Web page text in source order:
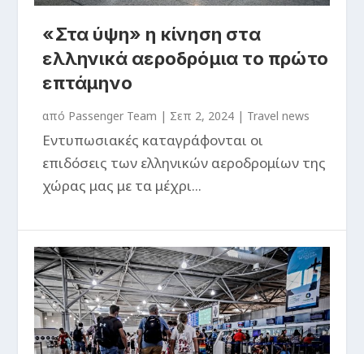
«Στα ύψη» η κίνηση στα
ελληνικά αεροδρόμια το πρώτο
επτάμηνο
από Passenger Team | Σεπ 2, 2024 | Travel news
Εντυπωσιακές καταγράφονται οι
επιδόσεις των ελληνικών αεροδρομίων της
χώρας μας με τα μέχρι...